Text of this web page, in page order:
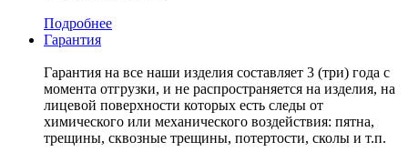
Подробнее
Гарантия
Гарантия на все наши изделия составляет 3 (три) года с
момента отгрузки, и не распространяется на изделия, на
лицевой поверхности которых есть следы от
химического или механического воздействия: пятна,
трещины, сквозные трещины, потертости, сколы и т.п.